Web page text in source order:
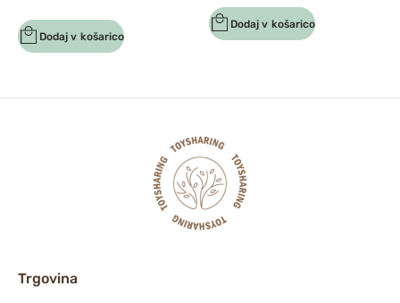
Dodaj v košarico
Dodaj v košarico
Trgovina